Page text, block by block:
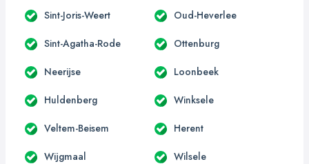
Sint-Joris-Weert Oud-Heverlee
Sint-Agatha-Rode Ottenburg
Neerijse Loonbeek
Huldenberg Winksele
Veltem-Beisem Herent
Wijgmaal Wilsele